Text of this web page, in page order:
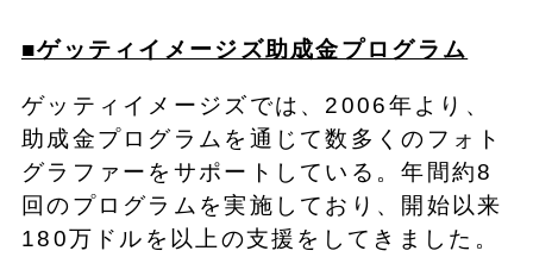
■ゲッティイメージズ助成金プログラム
ゲッティイメージズでは、2006年より、
助成金プログラムを通じて数多くのフォト
グラファーをサポートしている。年間約8
回のプログラムを実施しており、開始以来
180万ドルを以上の支援をしてきました。